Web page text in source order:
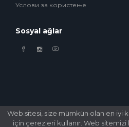
Web sitesi, size mümkün olan en iyi
için çerezleri kullanır. Web
Услови за користење
Sosyal ağlar
© 2026 Ledikom Mobile Store. All Rights